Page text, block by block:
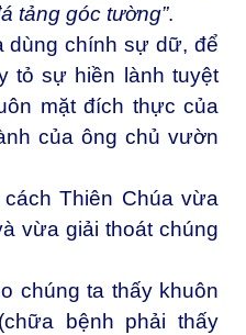
tảng góc tường”.
dùng chính sự dữ, để
tỏ sự hiền lành tuyệt
mặt đích thực của
của ông chủ vườn
Thiên Chúa vừa
vừa giải thoát chúng
chúng ta thấy khuôn
bệnh phải thấy